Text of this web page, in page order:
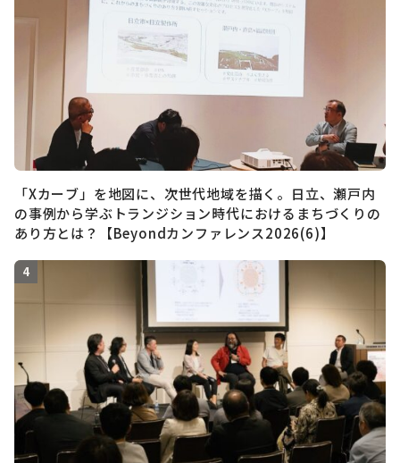
「Xカーブ」を地図に、次世代地域を描く。日立、瀬戸内
の事例から学ぶトランジション時代におけるまちづくりの
あり方とは？【Beyondカンファレンス2026(6)】